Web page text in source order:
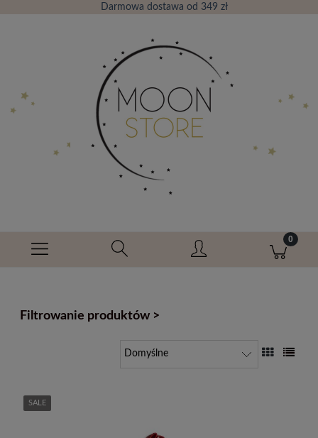
Darmowa dostawa od 349 zł
Filtrowanie produktów >
SALE